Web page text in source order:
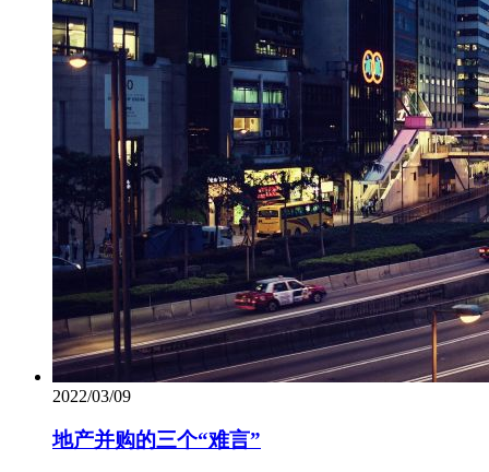
2022/03/09
地产并购的三个“难言”